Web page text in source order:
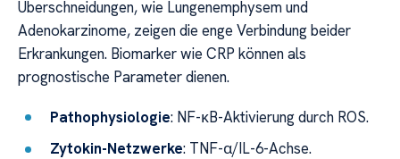
Überschneidungen, wie Lungenemphysem und
Adenokarzinome, zeigen die enge Verbindung beider
Erkrankungen. Biomarker wie CRP können als
prognostische Parameter dienen.
Pathophysiologie: NF-κB-Aktivierung durch ROS.
Zytokin-Netzwerke: TNF-α/IL-6-Achse.